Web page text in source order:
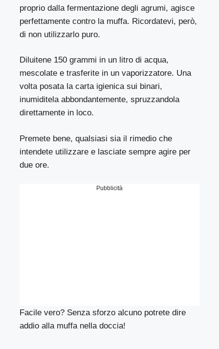
proprio dalla fermentazione degli agrumi, agisce
perfettamente contro la muffa. Ricordatevi, però,
di non utilizzarlo puro.
Diluitene 150 grammi in un litro di acqua,
mescolate e trasferite in un vaporizzatore. Una
volta posata la carta igienica sui binari,
inumiditela abbondantemente, spruzzandola
direttamente in loco.
Premete bene, qualsiasi sia il rimedio che
intendete utilizzare e lasciate sempre agire per
due ore.
Pubblicità
Facile vero? Senza sforzo alcuno potrete dire
addio alla muffa nella doccia!